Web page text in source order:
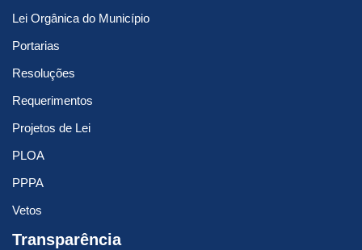
Lei Orgânica do Município
Portarias
Resoluções
Requerimentos
Projetos de Lei
PLOA
PPPA
Vetos
Transparência